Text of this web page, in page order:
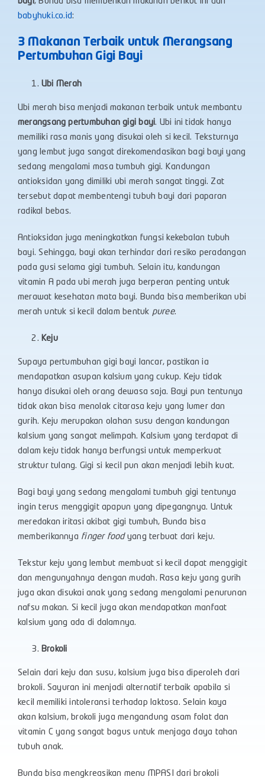
babyhuki.co.id:
3 Makanan Terbaik untuk Merangsang
Pertumbuhan Gigi Bayi
Ubi Merah
Ubi merah bisa menjadi makanan terbaik untuk membantu
merangsang pertumbuhan gigi bayi. Ubi ini tidak hanya
memiliki rasa manis yang disukai oleh si kecil. Teksturnya
yang lembut juga sangat direkomendasikan bagi bayi yang
sedang mengalami masa tumbuh gigi. Kandungan
antioksidan yang dimiliki ubi merah sangat tinggi. Zat
tersebut dapat membentengi tubuh bayi dari paparan
radikal bebas.
Antioksidan juga meningkatkan fungsi kekebalan tubuh
bayi. Sehingga, bayi akan terhindar dari resiko peradangan
pada gusi selama gigi tumbuh. Selain itu, kandungan
vitamin A pada ubi merah juga berperan penting untuk
merawat kesehatan mata bayi. Bunda bisa memberikan ubi
merah untuk si kecil dalam bentuk puree.
Keju
Supaya pertumbuhan gigi bayi lancar, pastikan ia
mendapatkan asupan kalsium yang cukup. Keju tidak
hanya disukai oleh orang dewasa saja. Bayi pun tentunya
tidak akan bisa menolak citarasa keju yang lumer dan
gurih. Keju merupakan olahan susu dengan kandungan
kalsium yang sangat melimpah. Kalsium yang terdapat di
dalam keju tidak hanya berfungsi untuk memperkuat
struktur tulang. Gigi si kecil pun akan menjadi lebih kuat.
Bagi bayi yang sedang mengalami tumbuh gigi tentunya
ingin terus menggigit apapun yang dipegangnya. Untuk
meredakan iritasi akibat gigi tumbuh, Bunda bisa
memberikannya finger foodyang terbuat dari keju.
Tekstur keju yang lembut membuat si kecil dapat menggigit
dan mengunyahnya dengan mudah. Rasa keju yang gurih
juga akan disukai anak yang sedang mengalami penurunan
nafsu makan. Si kecil juga akan mendapatkan manfaat
kalsium yang ada di dalamnya.
Brokoli
Selain dari keju dan susu, kalsium juga bisa diperoleh dari
brokoli. Sayuran ini menjadi alternatif terbaik apabila si
kecil memiliki intoleransi terhadap laktosa. Selain kaya
akan kalsium, brokoli juga mengandung asam folat dan
vitamin C yang sangat bagus untuk menjaga daya tahan
tubuh anak.
Bunda bisa mengkreasikan menu MPASI dari brokoli